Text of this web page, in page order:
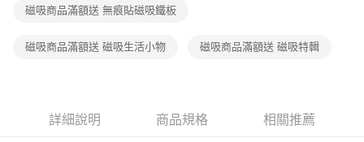
磁吸商品滿額送 無痕貼磁吸鐵板
磁吸商品滿額送 磁吸生活小物 磁吸商品滿額送 磁吸特輯
詳細說明 商品規格 相關推薦